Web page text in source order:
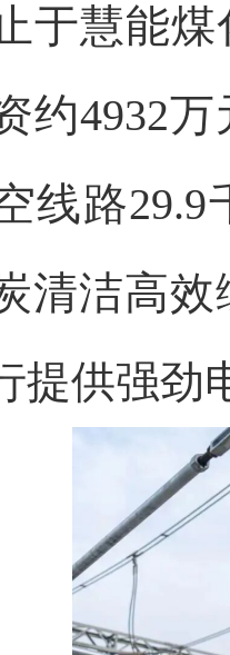
于慧能
约4932
线路
清洁高
提供强劲